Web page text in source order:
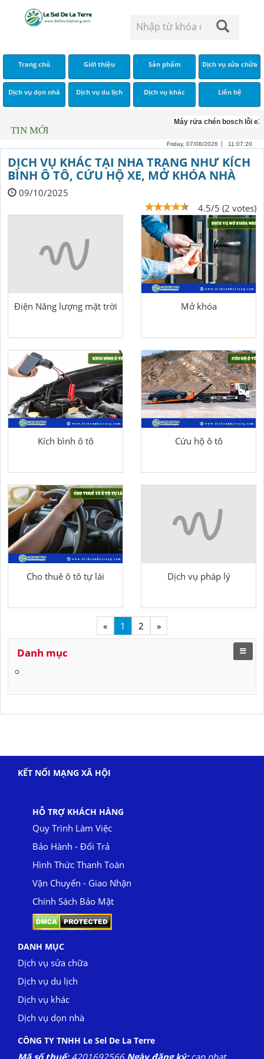
Trang chủ Giới thiệu Sản phẩm Dịch vụ sửa chữa
Dịch vụ dọn nhà Dịch vụ du lịch Dịch vụ khác Liên hệ
TIN MỚI
Máy rửa chén bosch lỗi
Friday, 07/08/2026 11:07:20
DỊCH VỤ KHÁC TẠI NHA TRANG NHƯ KÍCH
BÌNH Ô TÔ, CỨU HỘ XE, MỞ KHÓA NHÀ
09/10/2025
4.5/5 (2 votes)
Điện Năng lượng mặt trời Mở khóa
Kích bình ô tô Cứu hộ ô tô
Cho thuê ô tô tự lái Dịch vụ pháp lý
« 1 2 »
Danh mục
KẾT NỐI MẠNG XÃ HỘI
HỖ TRỢ KHÁCH HÀNG
Quy Trình Làm Việc
Bảo Hành - Đổi Trả
Hình Thức Thanh Toán
Vận Chuyển - Giao Nhận
Chính Sách Bảo Mật
DANH MỤC
Dịch vụ sửa chữa
Dịch vụ du lịch
Dịch vụ khác
Dịch vụ dọn nhà
CÔNG TY TNHH Le Sel De La Terre